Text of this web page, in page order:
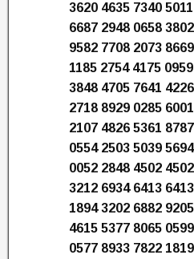
3620 4635 7340
6687 2948 0658
9582 7708 2073
1185 2754 4175
3848 4705 7641
2718 8929 0285
2107 4826 5361
0554 2503 5039
0052 2848 4502
3212 6934 6413
1894 3202 6882
4615 5377 8065
0577 8933 7822